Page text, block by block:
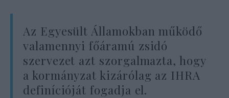
Az Egyesült Államokban működő
valamennyi főáramú zsidó
szervezet azt szorgalmazta, hogy
a kormányzat kizárólag az IHRA
definícióját fogadja el.